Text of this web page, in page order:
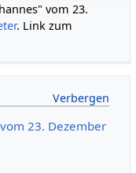
vom 23.
. Link zum
23. Dezember